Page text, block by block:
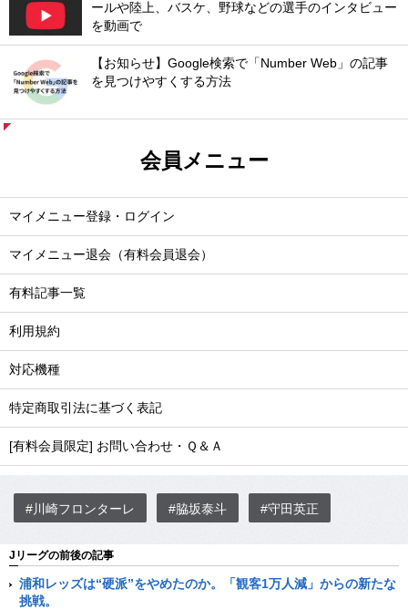
ールや陸上、バスケ、野球などの選手のインタビュー
を動画で
【お知らせ】Google検索で「Number Web」の記事
を見つけやすくする方法
会員メニュー
マイメニュー登録・ログイン
マイメニュー退会（有料会員退会）
有料記事一覧
利用規約
対応機種
特定商取引法に基づく表記
[有料会員限定] お問い合わせ・Ｑ＆Ａ
#川崎フロンターレ #脇坂泰斗 #守田英正
Jリーグの前後の記事
浦和レッズは“硬派”をやめたのか。「観客1万人減」からの新たな
挑戦。